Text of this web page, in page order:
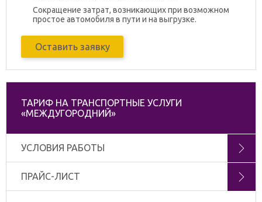
Сокращение затрат, возникающих при возможном
простое автомобиля в пути и на выгрузке.
Оставить заявку
ТАРИФ НА ТРАНСПОРТНЫЕ УСЛУГИ
«МЕЖДУГОРОДНИЙ»
УСЛОВИЯ РАБОТЫ
ПРАЙС-ЛИСТ